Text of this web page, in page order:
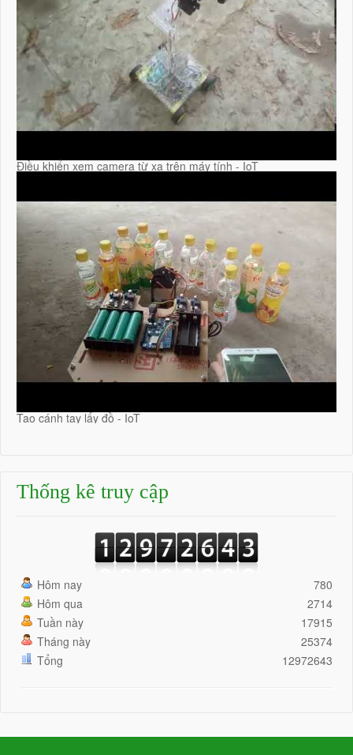
Điều khiển xem camera từ xa trên máy tính - IoT
Tạo cánh tay lấy đồ - IoT
Thống kê truy cập
Hôm nay
Hôm qua
Tuần này
Tháng này
Tổng
780
2714
17915
25374
12972643